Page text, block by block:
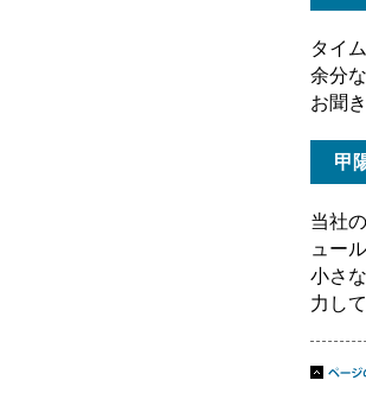
タイ
余分
お聞
甲
当社
ュー
小さ
力し